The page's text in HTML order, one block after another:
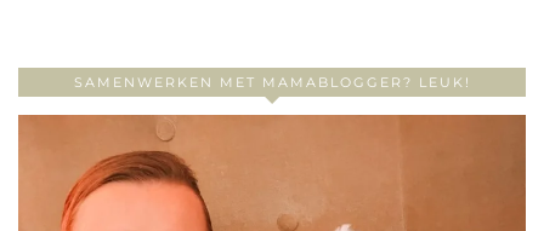
SAMENWERKEN MET MAMABLOGGER? LEUK!